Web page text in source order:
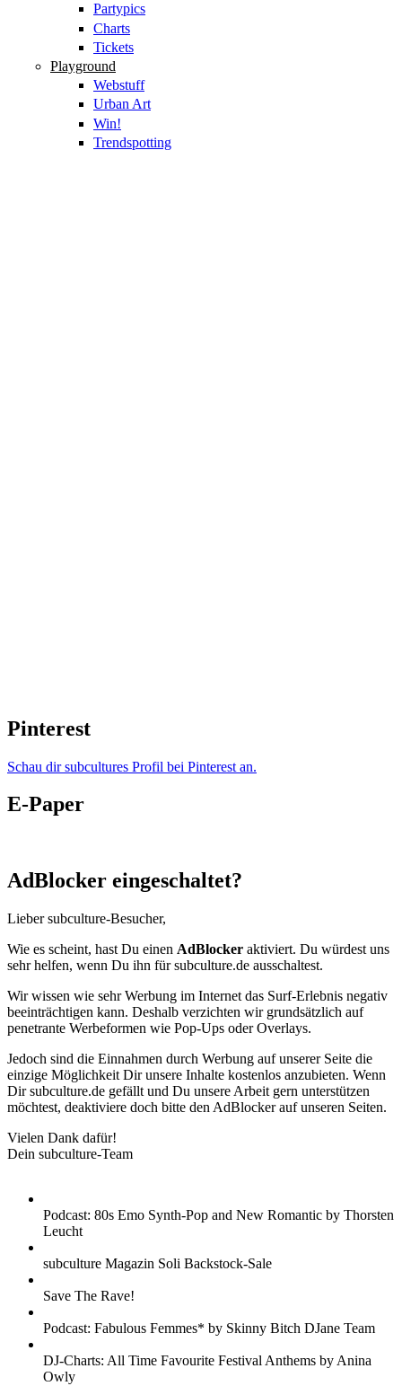
Partypics
Charts
Tickets
Playground
Webstuff
Urban Art
Win!
Trendspotting
Pinterest
Schau dir subcultures Profil bei Pinterest an.
E-Paper
AdBlocker eingeschaltet?
Lieber subculture-Besucher,
Wie es scheint, hast Du einen AdBlocker aktiviert. Du würdest uns
sehr helfen, wenn Du ihn für subculture.de ausschaltest.
Wir wissen wie sehr Werbung im Internet das Surf-Erlebnis negativ
beeinträchtigen kann. Deshalb verzichten wir grundsätzlich auf
penetrante Werbeformen wie Pop-Ups oder Overlays.
Jedoch sind die Einnahmen durch Werbung auf unserer Seite die
einzige Möglichkeit Dir unsere Inhalte kostenlos anzubieten. Wenn
Dir subculture.de gefällt und Du unsere Arbeit gern unterstützen
möchtest, deaktiviere doch bitte den AdBlocker auf unseren Seiten.
Vielen Dank dafür!
Dein subculture-Team
Podcast: 80s Emo Synth-Pop and New Romantic by Thorsten
Leucht
subculture Magazin Soli Backstock-Sale
Save The Rave!
Podcast: Fabulous Femmes* by Skinny Bitch DJane Team
DJ-Charts: All Time Favourite Festival Anthems by Anina
Owly